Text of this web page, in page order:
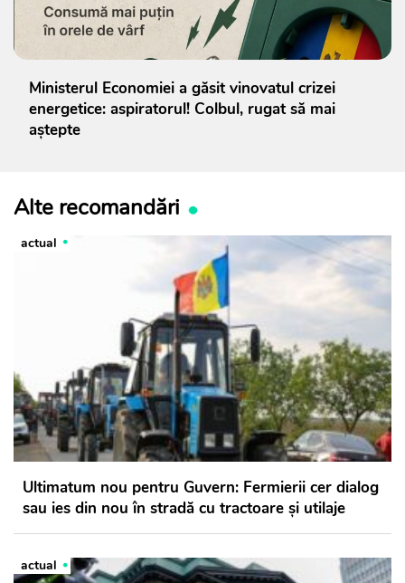
Ministerul Economiei a găsit vinovatul crizei
energetice: aspiratorul! Colbul, rugat să mai
aștepte
Alte recomandări
actual
Ultimatum nou pentru Guvern: Fermierii cer dialog
sau ies din nou în stradă cu tractoare și utilaje
actual